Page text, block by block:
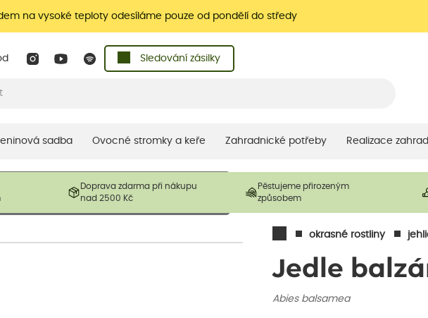
na vysoké teploty odesíláme pouze od pondělí do středy
Sledování zásilky
sadba Ovocné stromky a keře Zahradnické potřeby Realizace
Doprava zdarma při nákupu
nad 2500 Kč
Pěstujeme přirozeným
způsobem
okrasné rostliny
Jedle
Abies balsamea
produkty. V závislosti na sezónnosti mohou být
mohou být také sestřiženy níže, než je uvedená